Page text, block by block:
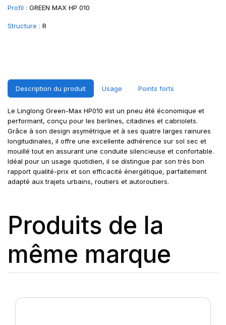
Profil : GREEN MAX HP 010
Structure : R
Description du produit Usage Points forts
Le Linglong Green-Max HP010 est un pneu été économique et
performant, conçu pour les berlines, citadines et cabriolets.
Grâce à son design asymétrique et à ses quatre larges rainures
longitudinales, il offre une excellente adhérence sur sol sec et
mouillé tout en assurant une conduite silencieuse et confortable.
Idéal pour un usage quotidien, il se distingue par son très bon
rapport qualité-prix et son efficacité énergétique, parfaitement
adapté aux trajets urbains, routiers et autoroutiers.
Produits de la
même marque